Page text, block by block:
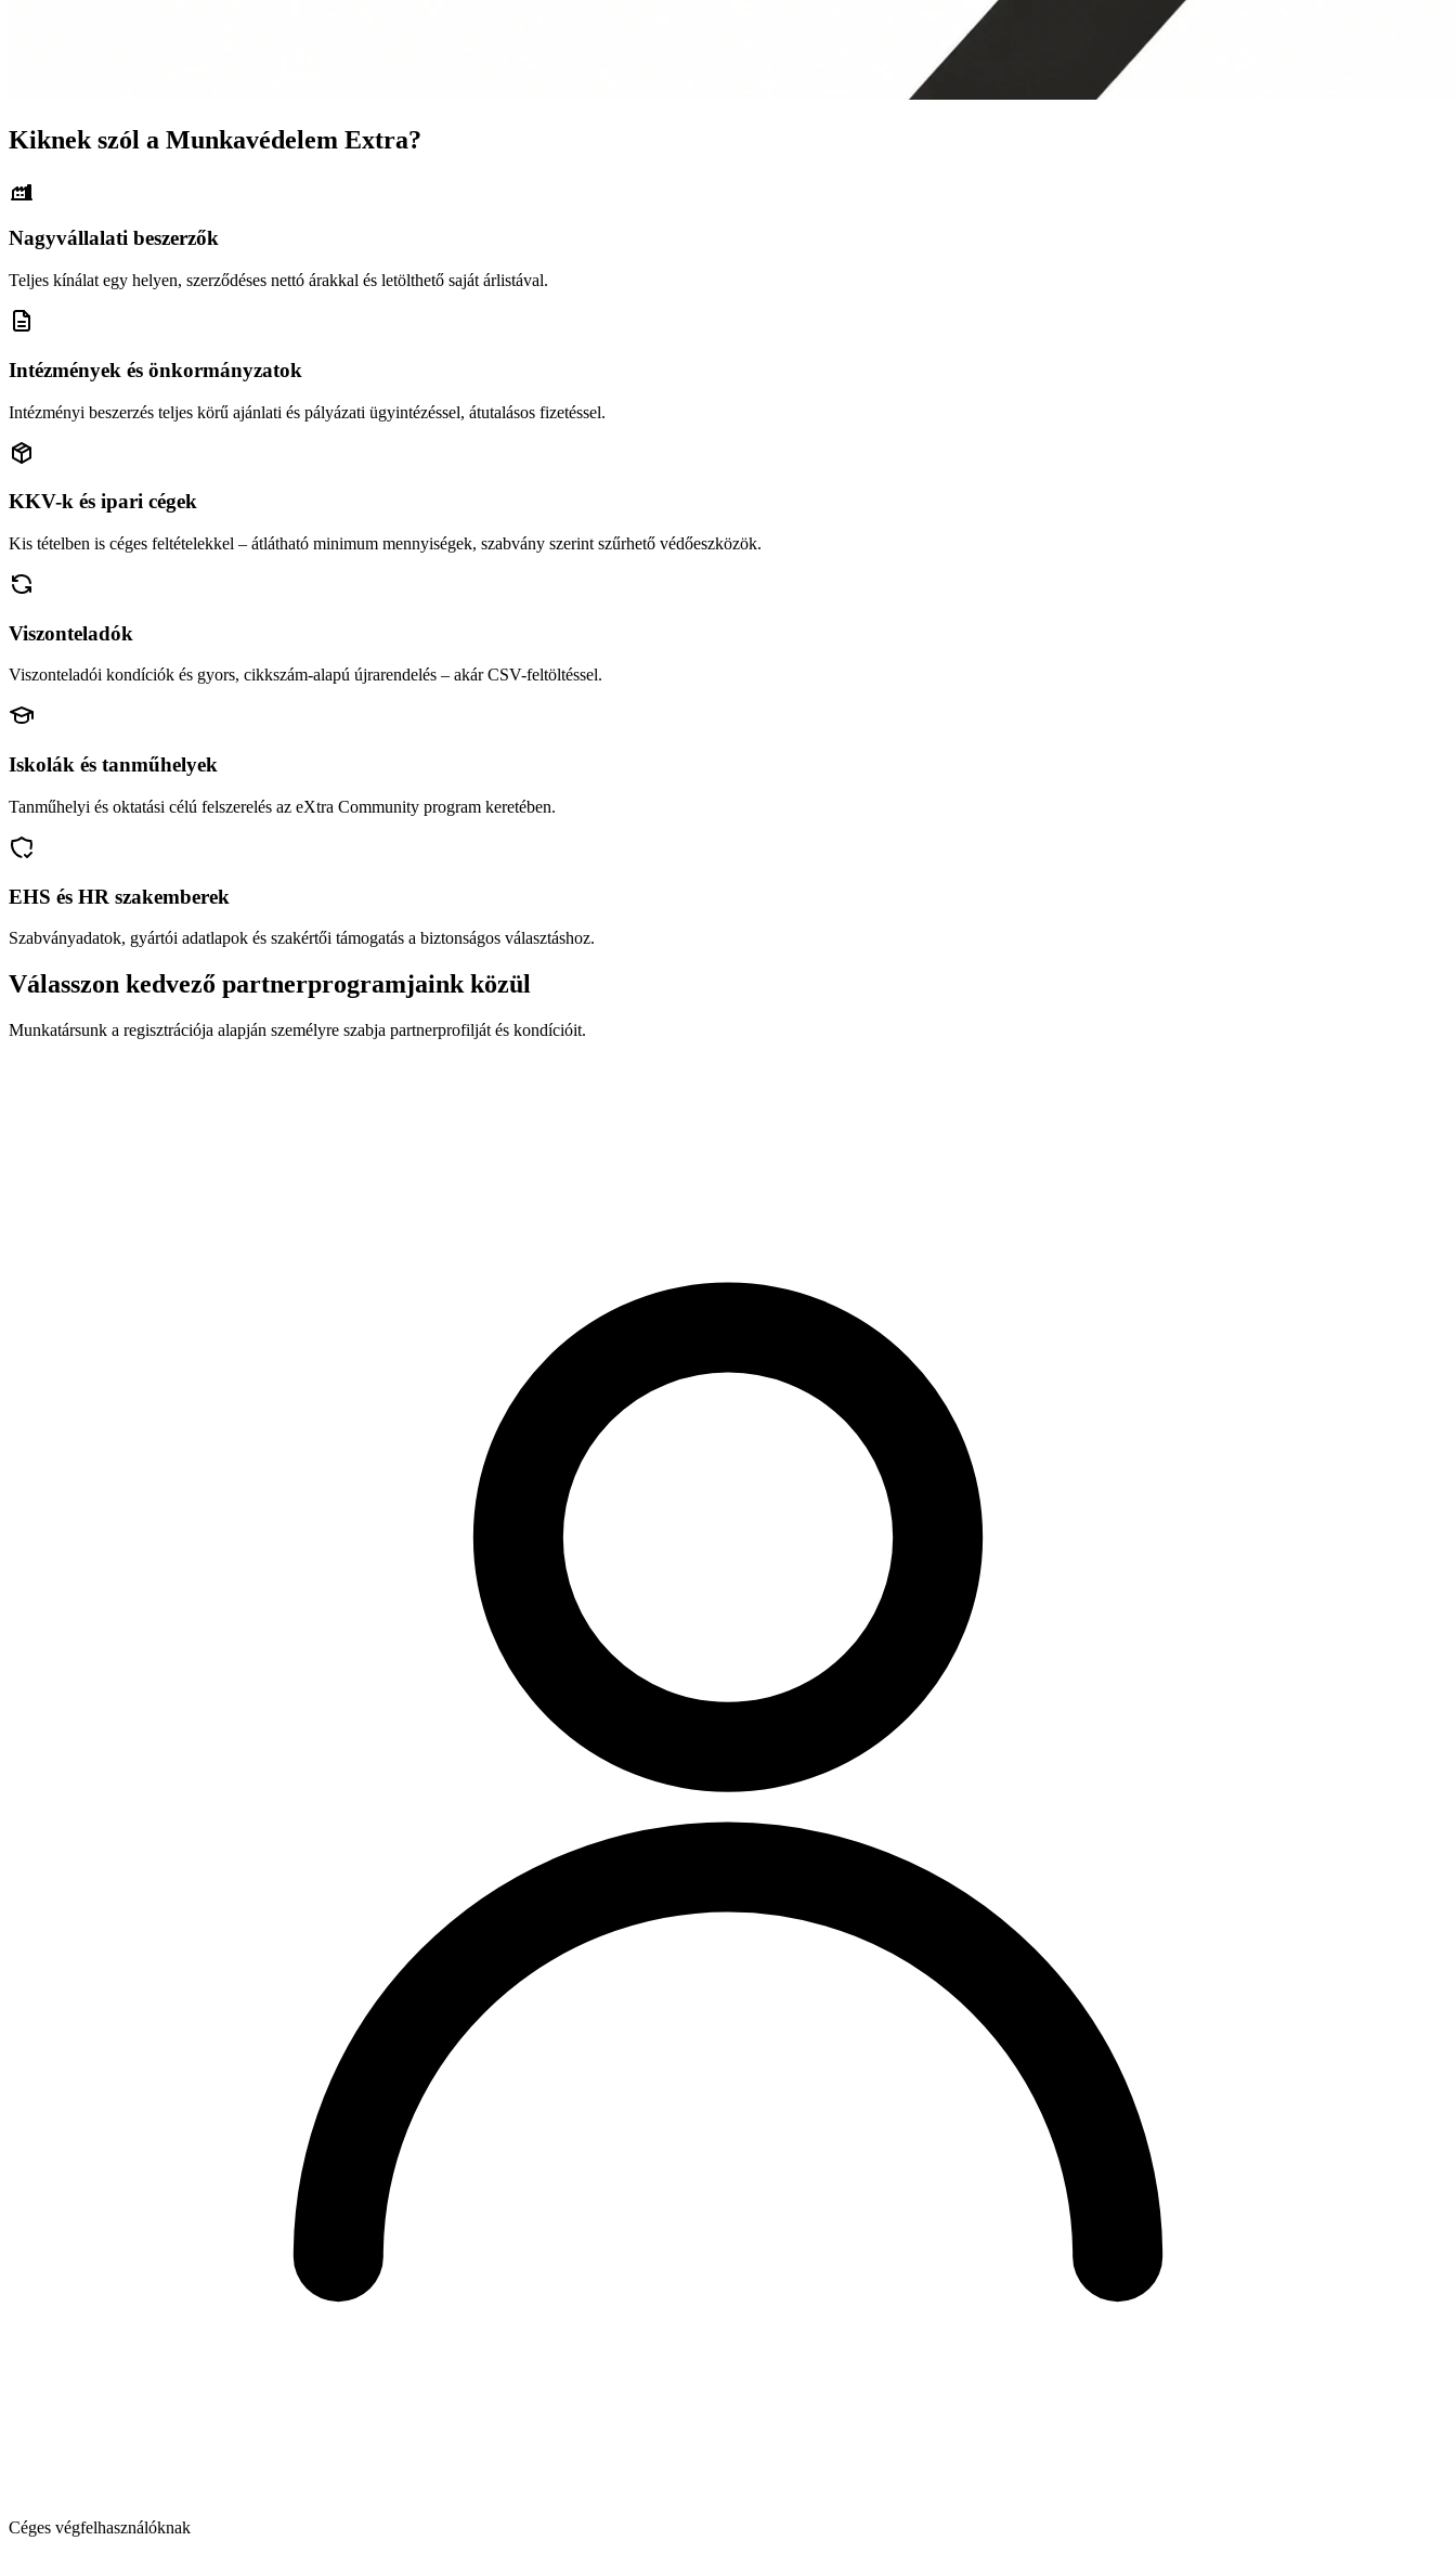
Kiknek szól a Munkavédelem Extra?
Nagyvállalati beszerzők
Teljes kínálat egy helyen, szerződéses nettó árakkal és letölthető saját árlistával.
Intézmények és önkormányzatok
Intézményi beszerzés teljes körű ajánlati és pályázati ügyintézéssel, átutalásos fizetéssel.
KKV-k és ipari cégek
Kis tételben is céges feltételekkel – átlátható minimum mennyiségek, szabvány szerint szűrhető védőeszközök.
Viszonteladók
Viszonteladói kondíciók és gyors, cikkszám-alapú újrarendelés – akár CSV-feltöltéssel.
Iskolák és tanműhelyek
Tanműhelyi és oktatási célú felszerelés az eXtra Community program keretében.
EHS és HR szakemberek
Szabványadatok, gyártói adatlapok és szakértői támogatás a biztonságos választáshoz.
Válasszon kedvező partnerprogramjaink közül
Munkatársunk a regisztrációja alapján személyre szabja partnerprofilját és kondícióit.
Céges végfelhasználóknak